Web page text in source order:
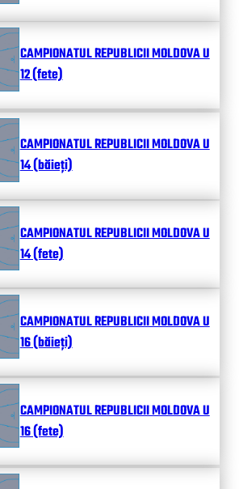
CAMPIONATUL REPUBLICII MOLDOVA U
12 (fete)
CAMPIONATUL REPUBLICII MOLDOVA U
14 (băieți)
CAMPIONATUL REPUBLICII MOLDOVA U
14 (fete)
CAMPIONATUL REPUBLICII MOLDOVA U
16 (băieți)
CAMPIONATUL REPUBLICII MOLDOVA U
16 (fete)